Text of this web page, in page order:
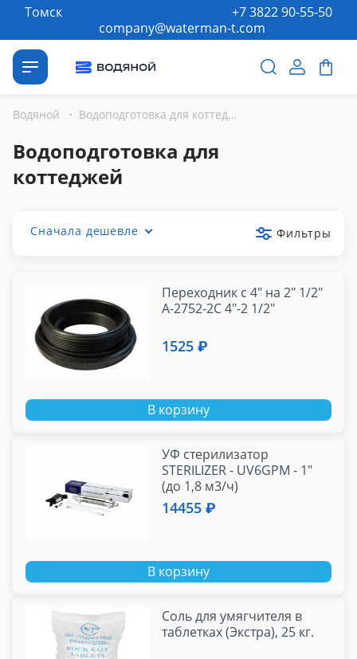
Томск
company@waterman-t.com
+7 3822 90-55-50
Водяной · Водоподготовка для коттеджей
Водоподготовка для
коттеджей
Сначала дешевле Фильтры
Переходник с 4" на 2" 1/2"
А-2752-2С 4"-2 1/2"
1525 ₽
В корзину
УФ стерилизатор
STERILIZER - UV6GPM - 1"
(до 1,8 м3/ч)
14455 ₽
В корзину
Соль для умягчителя в
таблетках (Экстра), 25 кг.